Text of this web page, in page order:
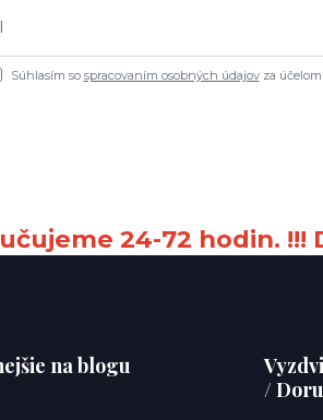
Súhlasím so spracovaním osobných údajovza účelom
24-72 hodin. !!!
na blogu
/